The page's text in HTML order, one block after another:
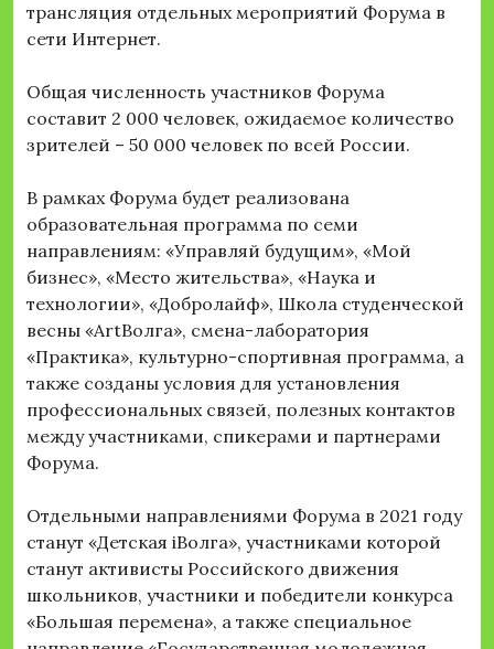
трансляция отдельных мероприятий Форума в
сети Интернет.
Общая численность участников Форума
составит 2 000 человек, ожидаемое количество
зрителей – 50 000 человек по всей России.
В рамках Форума будет реализована
образовательная программа по семи
направлениям: «Управляй будущим», «Мой
бизнес», «Место жительства», «Наука и
технологии», «Добролайф», Школа студенческой
весны «ArtВолга», смена-лаборатория
«Практика», культурно-спортивная программа, а
также созданы условия для установления
профессиональных связей, полезных контактов
между участниками, спикерами и партнерами
Форума.
Отдельными направлениями Форума в 2021 году
станут «Детская iВолга», участниками которой
станут активисты Российского движения
школьников, участники и победители конкурса
«Большая перемена», а также специальное